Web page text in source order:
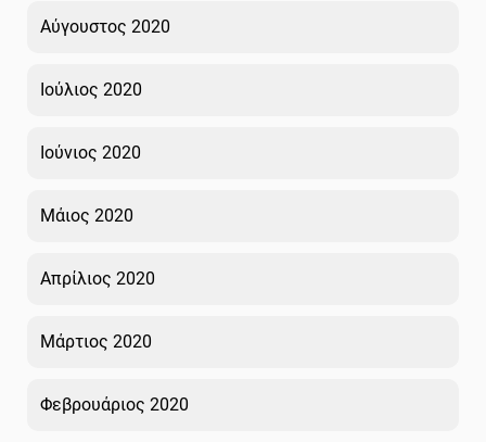
Αύγουστος 2020
Ιούλιος 2020
Ιούνιος 2020
Μάιος 2020
Απρίλιος 2020
Μάρτιος 2020
Φεβρουάριος 2020